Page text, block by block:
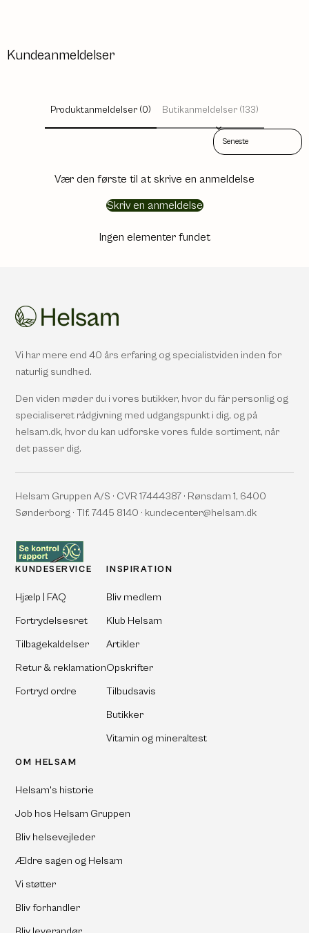
Kundeanmeldelser
Produktanmeldelser (0) Butikanmeldelser (133)
Sort reviews by
Vær den første til at skrive en anmeldelse
Skriv en anmeldelse
Ingen elementer fundet
Vi har mere end 40 års erfaring og specialistviden inden for
naturlig sundhed.
Den viden møder du i vores butikker, hvor du får personlig og
specialiseret rådgivning med udgangspunkt i dig, og på
helsam.dk, hvor du kan udforske vores fulde sortiment, når
det passer dig.
Helsam Gruppen A/S · CVR 17444387 · Rønsdam 1, 6400
Sønderborg · Tlf. 7445 8140 · kundecenter@helsam.dk
KUNDESERVICE
Hjælp | FAQ
Fortrydelsesret
Tilbagekaldelser
Retur & reklamation
Fortryd ordre
INSPIRATION
Bliv medlem
Klub Helsam
Artikler
Opskrifter
Tilbudsavis
Butikker
Vitamin og mineraltest
OM HELSAM
Helsam's historie
Job hos Helsam Gruppen
Bliv helsevejleder
Ældre sagen og Helsam
Vi støtter
Bliv forhandler